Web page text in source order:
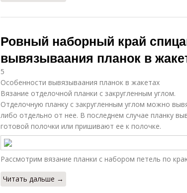
Ровный наборный край
вывязываания планок в
5
Особенности вывязываания планок в жакетах
Вязание отделочной планки с закругленным углом.
Отделочную планку с закругленным углом можно
либо отдельно от нее. В последнем случае планку
готовой полочки или пришивают ее к полочке.
Рассмотрим вязание планки с набором петель по
Читать дальше →